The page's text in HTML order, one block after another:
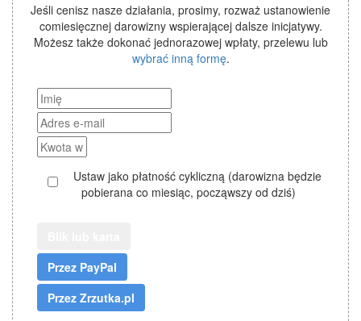
Jeśli cenisz nasze działania, prosimy, rozważ ustanowienie
comiesięcznej darowizny wspierającej dalsze inicjatywy.
Możesz także dokonać jednorazowej wpłaty, przelewu lub
wybrać inną formę.
Ustaw jako płatność cykliczną (darowizna będzie
pobierana co miesiąc, począwszy od dziś)